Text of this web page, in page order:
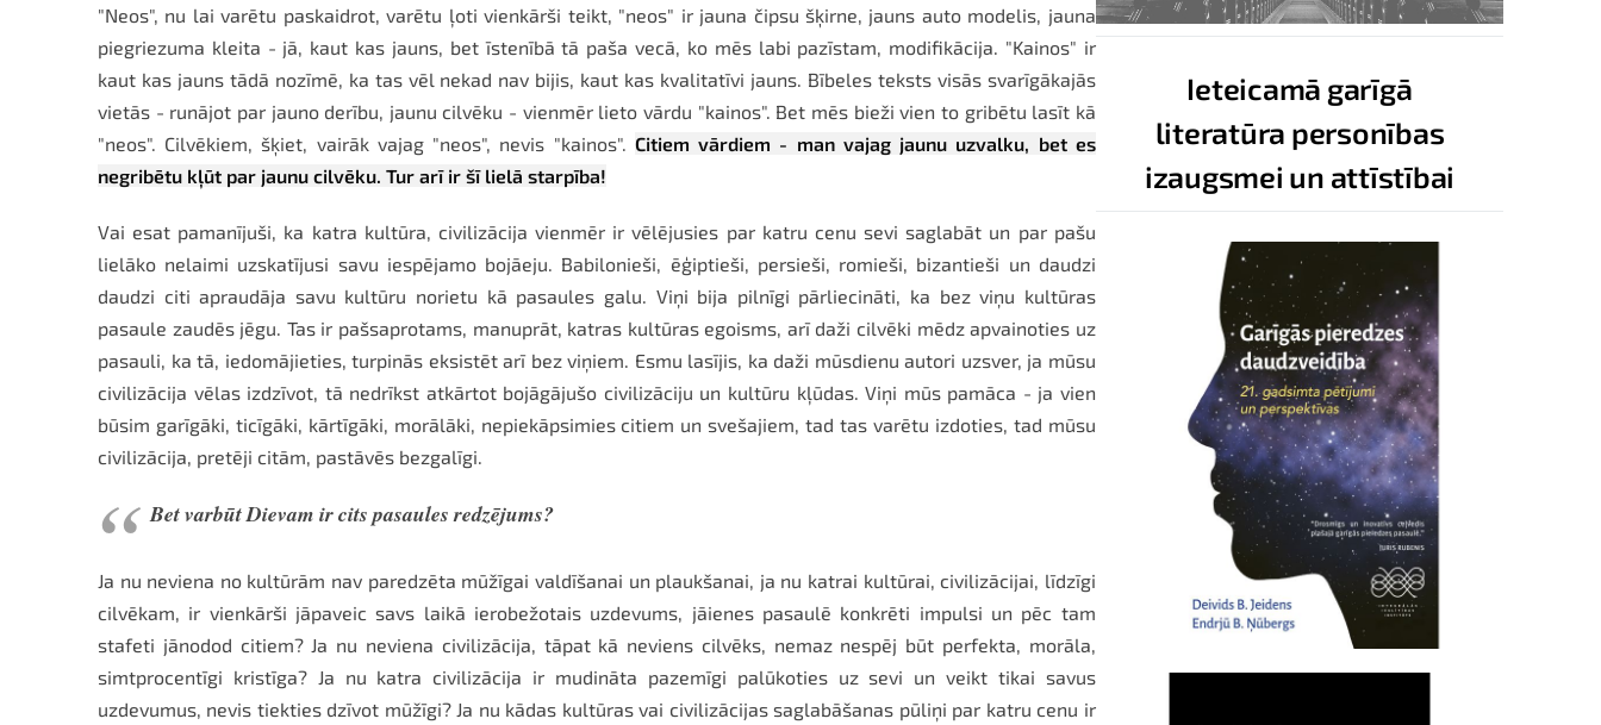
Ieteicamā garīgā
literatūra personības
izaugsmei un attīstībai
"Neos", nu lai varētu paskaidrot, varētu ļoti vienkārši teikt, "neos" ir jauna čipsu šķirne, jauns auto modelis, jauna
piegriezuma kleita - jā, kaut kas jauns, bet īstenībā tā paša vecā, ko mēs labi pazīstam, modifikācija. "Kainos" ir
kaut kas jauns tādā nozīmē, ka tas vēl nekad nav bijis, kaut kas kvalitatīvi jauns. Bībeles teksts visās svarīgākajās
vietās - runājot par jauno derību, jaunu cilvēku - vienmēr lieto vārdu "kainos". Bet mēs bieži vien to gribētu lasīt kā
"neos". Cilvēkiem, šķiet, vairāk vajag "neos", nevis "kainos". Citiem vārdiem - man vajag jaunu uzvalku, bet es
negribētu kļūt par jaunu cilvēku. Tur arī ir šī lielā starpība!
Vai esat pamanījuši, ka katra kultūra, civilizācija vienmēr ir vēlējusies par katru cenu sevi saglabāt un par pašu
lielāko nelaimi uzskatījusi savu iespējamo bojāeju. Babilonieši, ēģiptieši, persieši, romieši, bizantieši un daudzi
daudzi citi apraudāja savu kultūru norietu kā pasaules galu. Viņi bija pilnīgi pārliecināti, ka bez viņu kultūras
pasaule zaudēs jēgu. Tas ir pašsaprotams, manuprāt, katras kultūras egoisms, arī daži cilvēki mēdz apvainoties uz
pasauli, ka tā, iedomājieties, turpinās eksistēt arī bez viņiem. Esmu lasījis, ka daži mūsdienu autori uzsver, ja mūsu
civilizācija vēlas izdzīvot, tā nedrīkst atkārtot bojāgājušo civilizāciju un kultūru kļūdas. Viņi mūs pamāca - ja vien
būsim garīgāki, ticīgāki, kārtīgāki, morālāki, nepiekāpsimies citiem un svešajiem, tad tas varētu izdoties, tad mūsu
civilizācija, pretēji citām, pastāvēs bezgalīgi.
Bet varbūt Dievam ir cits pasaules redzējums?
Ja nu neviena no kultūrām nav paredzēta mūžīgai valdīšanai un plaukšanai, ja nu katrai kultūrai, civilizācijai, līdzīgi
cilvēkam, ir vienkārši jāpaveic savs laikā ierobežotais uzdevums, jāienes pasaulē konkrēti impulsi un pēc tam
stafeti jānodod citiem? Ja nu neviena civilizācija, tāpat kā neviens cilvēks, nemaz nespēj būt perfekta, morāla,
simtprocentīgi kristīga? Ja nu katra civilizācija ir mudināta pazemīgi palūkoties uz sevi un veikt tikai savus
uzdevumus, nevis tiekties dzīvot mūžīgi? Ja nu kādas kultūras vai civilizācijas saglabāšanas pūliņi par katru cenu ir